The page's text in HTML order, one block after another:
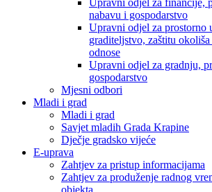
nabavu i gospodarstvo
Upravni odjel za prostorno
graditeljstvo, zaštitu
odnose
Upravni odjel za gradnju,
gospodarstvo
Mjesni odbori
Mladi i grad
Mladi i grad
Savjet mladih Grada Krapine
Dječje gradsko vijeće
E-uprava
Zahtjev za pristup informacijama
Zahtjev za produženje radnog
objekta